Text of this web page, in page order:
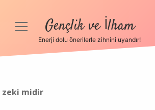
menüyüGençlik ve İlham
Enerji dolu önerilerle zihnini uyandır!
zeki midir